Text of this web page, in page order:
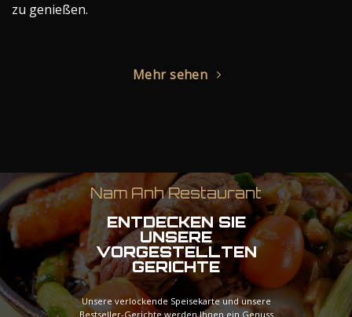
zu genießen.
Mehr sehen
Nam Anh Restaurant
ENTDECKEN SIE
UNSERE
VORGESTELLTEN
GERICHTE
Unsere verlockende Speisekarte und unsere
Bestseller-Gerichte werden Ihnen ein Genuss